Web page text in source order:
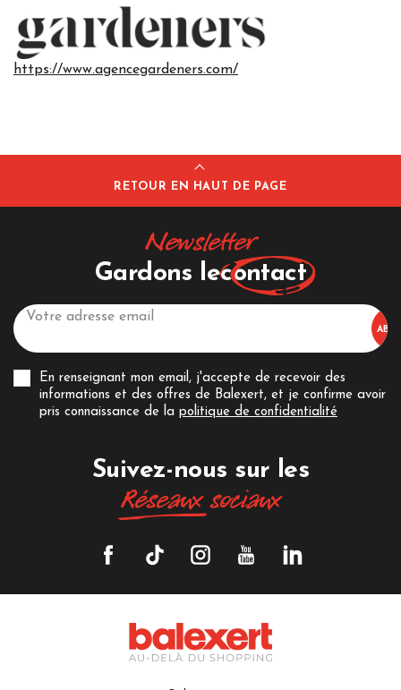
https://www.agencegardeners.com/
RETOUR EN HAUT DE PAGE
Newsletter
Gardons lecontact
En renseignant mon email, j'accepte de recevoir des
informations et des offres de Balexert, et je confirme avoir
pris connaissance de la politique de confidentialité
Suivez-nous sur les
Réseauxsociaux